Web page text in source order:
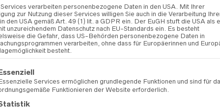
ZUR
verarbeiten personenbezogene Daten in den USA. Mit Ihrer
zur Nutzung dieser Services willigen Sie auch in die Verarbeitung
den USA gemäß Art. 49 (1) lit. a GDPR ein. Der EuGH stuft die USA als
unzureichendem Datenschutz nach EU-Standards ein. Es besteht
die Gefahr, dass US-Behörden personenbezogene Daten in
verarbeiten, ohne dass für Europäerinnen und
besteht.
eine Liste der Service-Gruppen, für die eine Einwilligung erteilt
Essenziell
Services ermöglichen grundlegende Funktionen und sind für
Funktionieren der Website erforderlich.